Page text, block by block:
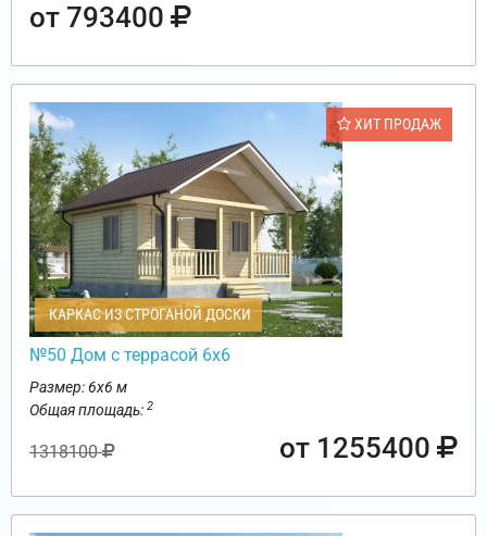
от 793400
ХИТ ПРОДАЖ
КАРКАС ИЗ СТРОГАНОЙ ДОСКИ
№50 Дом с террасой 6х6
Размер: 6х6 м
Общая площадь: 2
1318100 от 1255400